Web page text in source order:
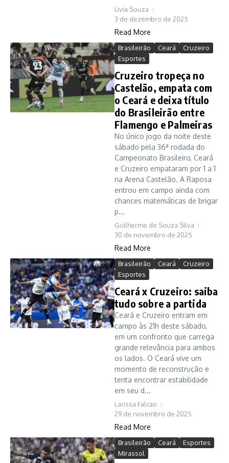
Livia Souza
3 de dezembro de 2025
Read More
Brasileirão Ceará
Cruzeiro
Esportes
Cruzeiro tropeça no
Castelão, empata com
o Ceará e deixa título
do Brasileirão entre
Flamengo e Palmeiras
No único jogo da noite deste
sábado pela 36ª rodada do
Campeonato Brasileiro, Ceará
e Cruzeiro empataram por 1 a 1
na Arena Castelão. A Raposa
entrou em campo ainda com
chances matemáticas de brigar
p...
Guilherme de Souza Silva
30 de novembro de 2025
Read More
Brasileirão Ceará
Cruzeiro
Esportes
Ceará x Cruzeiro: saiba
tudo sobre a partida
Ceará e Cruzeiro entram em
campo às 21h deste sábado,
em um confronto que carrega
grande relevância para ambos
os lados. O Ceará vive um
momento de reconstrução e
tenta encontrar estabilidade
em seu d...
Larissa Falcao
29 de novembro de 2025
Read More
Brasileirão Ceará
Esportes
Mirassol